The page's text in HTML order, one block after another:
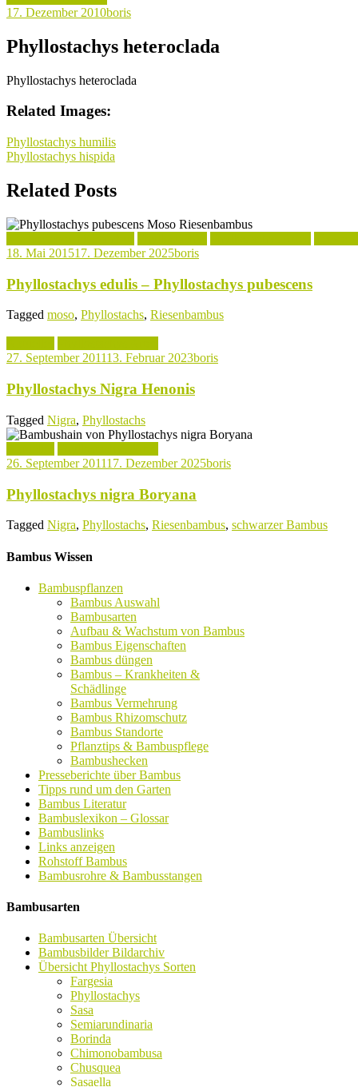
17. Dezember 2010boris
Phyllostachys heteroclada
Phyllostachys heteroclada
Related Images:
Beitragsnavigation
Phyllostachys humilis
Phyllostachys hispida
Related Posts
18. Mai 201517. Dezember 2025boris
Phyllostachys edulis – Phyllostachys pubescens
Tagged moso, Phyllostachs, Riesenbambus
27. September 201113. Februar 2023boris
Phyllostachys Nigra Henonis
Tagged Nigra, Phyllostachs
26. September 201117. Dezember 2025boris
Phyllostachys nigra Boryana
Tagged Nigra, Phyllostachs, Riesenbambus, schwarzer Bambus
Bambus Wissen
Bambuspflanzen
Bambus Auswahl
Bambusarten
Aufbau & Wachstum von Bambus
Bambus Eigenschaften
Bambus düngen
Bambus – Krankheiten &
Schädlinge
Bambus Vermehrung
Bambus Rhizomschutz
Bambus Standorte
Pflanztips & Bambuspflege
Bambushecken
Presseberichte über Bambus
Tipps rund um den Garten
Bambus Literatur
Bambuslexikon – Glossar
Bambuslinks
Links anzeigen
Rohstoff Bambus
Bambusrohre & Bambusstangen
Bambusarten
Bambusarten Übersicht
Bambusbilder Bildarchiv
Übersicht Phyllostachys Sorten
Fargesia
Phyllostachys
Sasa
Semiarundinaria
Borinda
Chimonobambusa
Chusquea
Sasaella